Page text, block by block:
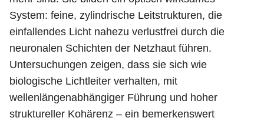
System: feine, zylindrische Leitstrukturen, die
einfallendes Licht nahezu verlustfrei durch die
neuronalen Schichten der Netzhaut führen.
Untersuchungen zeigen, dass sie sich wie
biologische Lichtleiter verhalten, mit
wellenlängenabhängiger Führung und hoher
struktureller Kohärenz – ein bemerkenswert